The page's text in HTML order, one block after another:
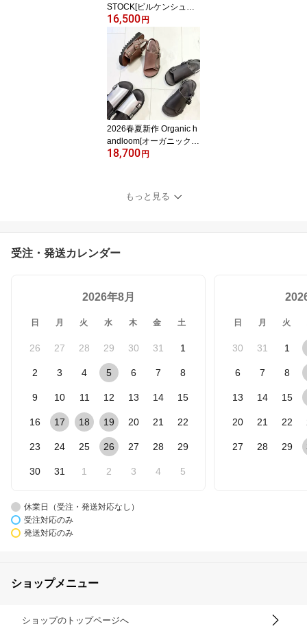
STOCK[ビルケンシュト
ック]/Papillio[パピリオ]/A
RIZONA CHUNKY[アリ
ゾナ チャンキー]/BLACK
[1029077] ナロー幅 幅狭
サンダル カジュアル 厚
底 ボリュームソール 黒
ブラック 靴 レディース
16,500円
2026春夏新作 Organic h
andloom[オーガニックハ
ンドルーム]/SIENA[シエ
08] ブラック[OH029009]
バックバンドサンダル シ
18,700円
もっと見る
受注・発送カレンダー
2026年8月
日 月 火 水 木 金 土
26 27 28 29 30 31 1
2 3 4 5 6 7 8
9 10 11 12 13 14 15
16 17 18 19 20 21 22
23 24 25 26 27 28 29
30 31 1 2 3 4 5
日 月 火
30 31 1
6 7 8
13 14 15
20 21 22
27 28 29
休業日（受注・発送対応なし）
受注対応のみ
発送対応のみ
ショップメニュー
ショップのトップページへ